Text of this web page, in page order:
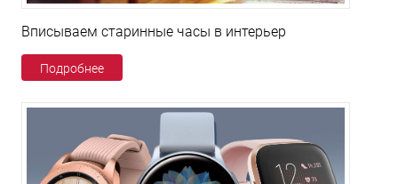
Вписываем старинные часы в интерьер
Подробнее